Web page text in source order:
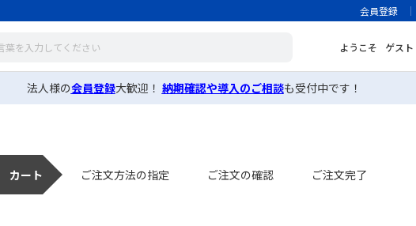
会員登録
ようこそ ゲスト
法人様の会員登録大歓迎！ 納期確認や導入のご相談も受付中です！
カート ご注文方法の指定 ご注文の確認 ご注文完了